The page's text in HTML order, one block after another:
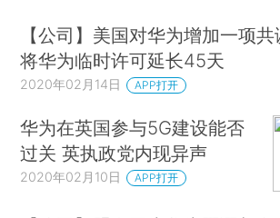
【公司】美国对华为增加一项
将华为临时许可延长45天
2020年02月14日 APP打开
华为在英国参与5G建设能否
过关 英执政党内现异声
2020年02月10日 APP打开